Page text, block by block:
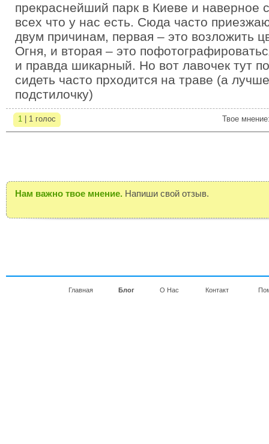
прекраснейший парк в Киеве и наверное
всех что у нас есть. Сюда часто
двум причинам, первая – это возложить
Огня, и вторая – это
и правда шикарный. Но вот лавочек тут
сидеть часто прходится на траве (а
подстилочку)
1 | 1 голос Твое
Нам важно твое мнение. Напиши свой отзыв.
Главная Блог О Нас Контакт